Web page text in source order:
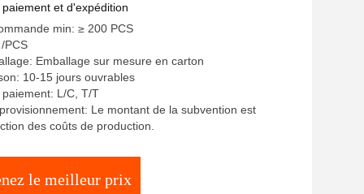
et d'expédition
min: ≥ 200 PCS
PCS
Emballage sur mesure en carton
10-15 jours ouvrables
L/C, T/T
Le montant de la subvention est
des coûts de production.
le meilleur prix